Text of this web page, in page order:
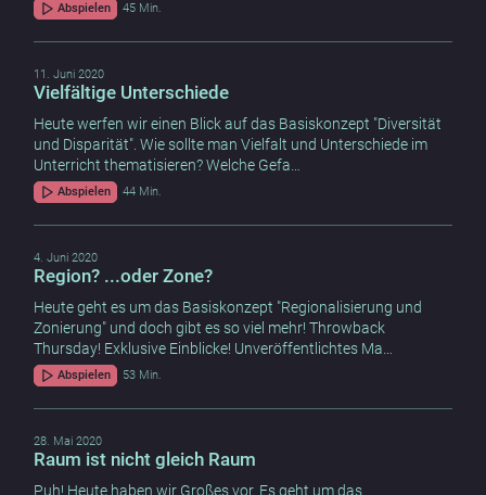
Abspielen 45 Min.
11. Juni 2020
Vielfältige Unterschiede
Heute werfen wir einen Blick auf das Basiskonzept "Diversität
und Disparität". Wie sollte man Vielfalt und Unterschiede im
Unterricht thematisieren? Welche Gefa…
Abspielen 44 Min.
4. Juni 2020
Region? ...oder Zone?
Heute geht es um das Basiskonzept "Regionalisierung und
Zonierung" und doch gibt es so viel mehr! Throwback
Thursday! Exklusive Einblicke! Unveröffentlichtes Ma…
Abspielen 53 Min.
28. Mai 2020
Raum ist nicht gleich Raum
Puh! Heute haben wir Großes vor. Es geht um das